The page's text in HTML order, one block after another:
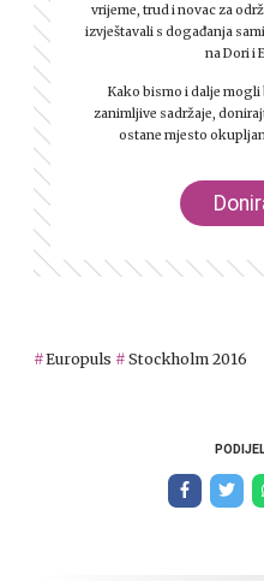
vrijeme, trud i novac za
izvještavali s događanja
na Dori i
Kako bismo i dalje
zanimljive sadržaje,
ostane mjesto
Europuls Stockholm 2016